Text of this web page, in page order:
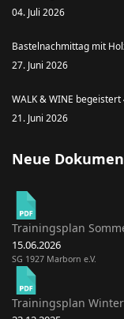
04. Juli 2026
Bastelnachmittag mit
27. Juni 2026
WALK & WINE
21. Juni 2026
Neue
Trainingsplan
15.06.2026
SG 1927 Marborn e.V.
Trainingsplan